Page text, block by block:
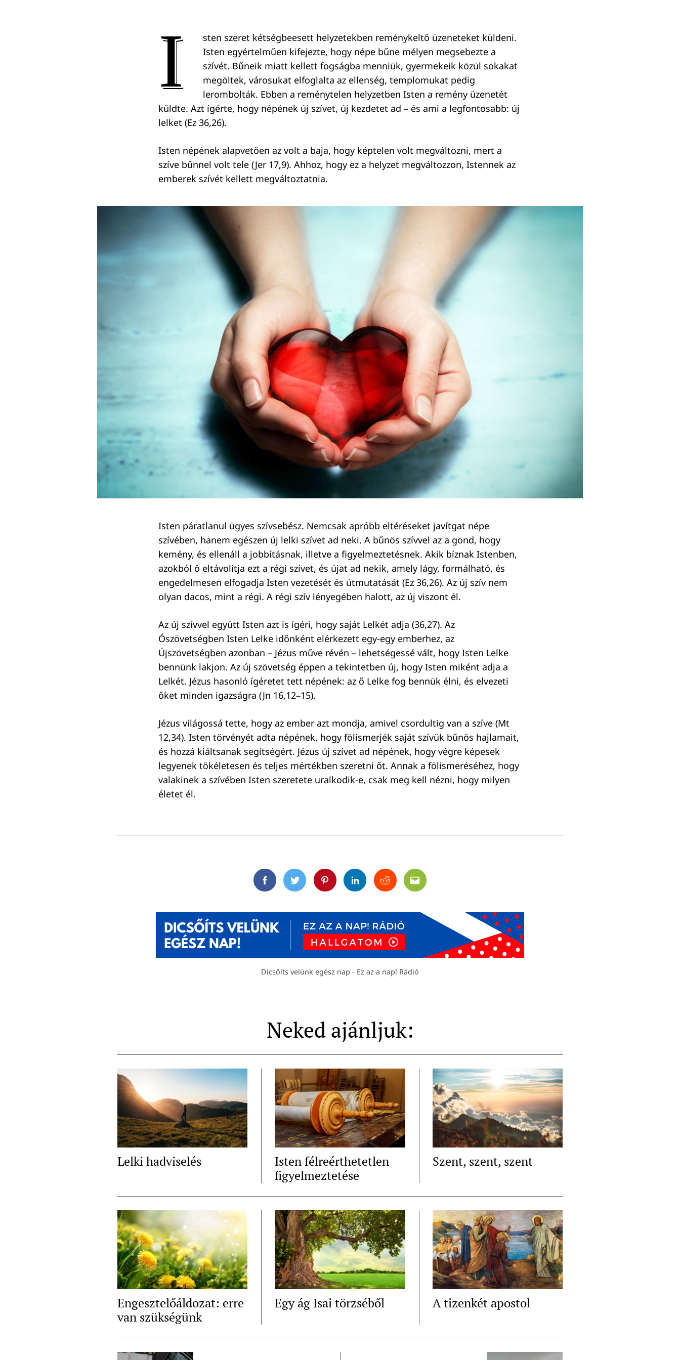
I
sten szeret kétségbeesett helyzetekben reménykeltő üzeneteket küldeni.
Isten egyértelműen kifejezte, hogy népe bűne mélyen megsebezte a
szívét. Bűneik miatt kellett fogságba menniük, gyermekeik közül sokakat
megöltek, városukat elfoglalta az ellenség, templomukat pedig
lerombolták. Ebben a reménytelen helyzetben Isten a remény üzenetét
küldte. Azt ígérte, hogy népének új szívet, új kezdetet ad – és ami a legfontosabb: új
lelket (Ez 36,26).
Isten népének alapvetően az volt a baja, hogy képtelen volt megváltozni, mert a
szíve bűnnel volt tele (Jer 17,9). Ahhoz, hogy ez a helyzet megváltozzon, Istennek az
emberek szívét kellett megváltoztatnia.
Isten páratlanul ügyes szívsebész. Nemcsak apróbb eltéréseket javítgat népe
szívében, hanem egészen új lelki szívet ad neki. A bűnös szívvel az a gond, hogy
kemény, és ellenáll a jobbításnak, illetve a figyelmeztetésnek. Akik bíznak Istenben,
azokból ő eltávolítja ezt a régi szívet, és újat ad nekik, amely lágy, formálható, és
engedelmesen elfogadja Isten vezetését és útmutatását (Ez 36,26). Az új szív nem
olyan dacos, mint a régi. A régi szív lényegében halott, az új viszont él.
Az új szívvel együtt Isten azt is ígéri, hogy saját Lelkét adja (36,27). Az
Ószövetségben Isten Lelke időnként elérkezett egy-egy emberhez, az
Újszövetségben azonban – Jézus műve révén – lehetségessé vált, hogy Isten Lelke
bennünk lakjon. Az új szövetség éppen a tekintetben új, hogy Isten miként adja a
Lelkét. Jézus hasonló ígéretet tett népének: az ő Lelke fog bennük élni, és elvezeti
őket minden igazságra (Jn 16,12–15).
Jézus világossá tette, hogy az ember azt mondja, amivel csordultig van a szíve (Mt
12,34). Isten törvényét adta népének, hogy fölismerjék saját szívük bűnös hajlamait,
és hozzá kiáltsanak segítségért. Jézus új szívet ad népének, hogy végre képesek
legyenek tökéletesen és teljes mértékben szeretni őt. Annak a fölismeréséhez, hogy
valakinek a szívében Isten szeretete uralkodik-e, csak meg kell nézni, hogy milyen
életet él.
FacebookTwitterPinterestLinkedinRedditEmail
Dicsőíts velünk egész nap - Ez az a nap! Rádió
Neked ajánljuk:
Lelki hadviselés
Isten félreérthetetlen
figyelmeztetése
Szent, szent, szent
Engesztelőáldozat: erre
van szükségünk
Egy ág Isai törzséből A tizenkét apostol
Post